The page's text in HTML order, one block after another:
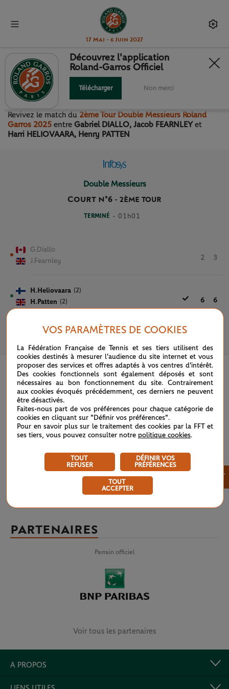
17 Mai - 6 Juin 2027
2ÈME TOUR DOUBLE
MESSIEURS
Revivez le match du 2ème Tour Double Messieurs Roland
Garros 2025 entre Gabriel DIALLO, Jacob FEARNLEY et
Harri HELIOVAARA, Henry PATTEN
Double Messieurs
Court n°6 - 2ÈME TOUR
TERMINÉ - 01h01
G.Diallo
J.Fearnley
2 3
H.Heliovaara (2)
H.Patten (2) 6 6
Découvrez l'application
Roland-Garros Officiel
Télécharger Non merci
PARTENAIRES
Parrain officiel
Voir tous les partenaires
A PROPOS
VOS PARAMÈTRES DE COOKIES
La Fédération Française de Tennis et ses tiers utilisent des
cookies destinés à mesurer l'audience du site internet et vous
proposer des services et offres adaptés à vos centres d'intérêt.
Des cookies fonctionnels sont également déposés et sont
nécessaires au bon fonctionnement du site. Contrairement
aux cookies évoqués précédemment, ces derniers ne peuvent
être désactivés.
Faites-nous part de vos préférences pour chaque catégorie de
cookies en cliquant sur "Définir vos préférences".
Pour en savoir plus sur le traitement des cookies par la FFT et
ses tiers, vous pouvez consulter notre politique cookies.
TOUT
REFUSER
DÉFINIR VOS
PRÉFÉRENCES
TOUT
ACCEPTER